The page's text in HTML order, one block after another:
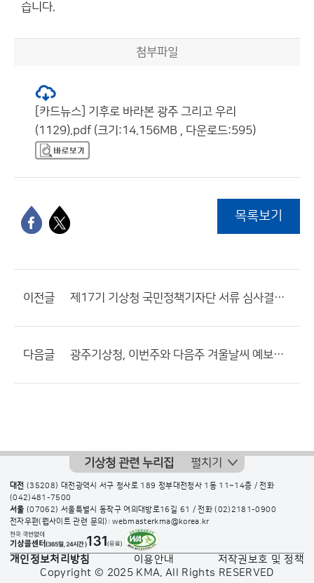
습니다.
첨부파일
[카드뉴스] 기후로 바라본 광주 그리고 우리
(1129).pdf (크기:14.156MB , 다운로드:595)
목록보기
이전글 제17기 기상청 국민정책기자단 서류 심사결과 공고
다음글 광주기상청, 이번주와 다음주 겨울날씨 예보관에게 물어보세요!
기상청 관련 누리집 펼치기
대전 (35208) 대전광역시 서구 청사로 189 정부대전청사 1동 11~14층 / 전화
(042)481-7500
서울 (07062) 서울특별시 동작구 여의대방로16길 61 / 전화(02)2181-0900
전자우편(웹사이트 관련 문의): webmasterkma@korea.kr
개인정보처리방침 이용안내
저작권보호 및 정책
Copyright © 2025 KMA. All Rights RESERVED